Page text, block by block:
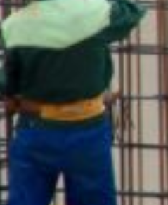
Rabatt på hela sortimentet
5 % rabatt
20 % rabatt
– framtagen för dig som har stora
Här får du inte bara bästa
lösningar, prioriterad